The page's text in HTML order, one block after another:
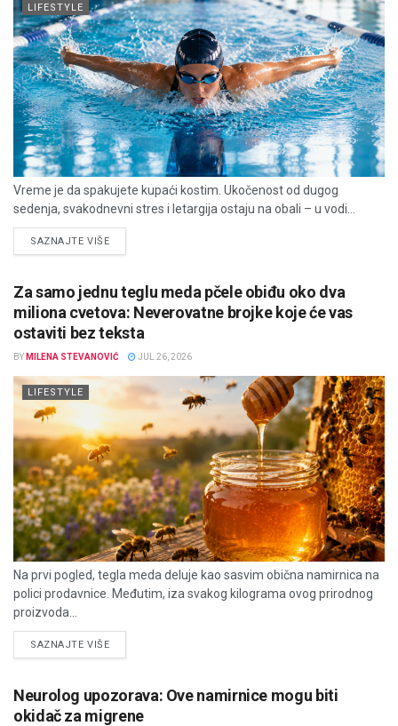
LIFESTYLE
Vreme je da spakujete kupaći kostim. Ukočenost od dugog
sedenja, svakodnevni stres i letargija ostaju na obali – u vodi...
SAZNAJTE VIŠEDETAILS
Za samo jednu teglu meda pčele obiđu oko dva
miliona cvetova: Neverovatne brojke koje će vas
ostaviti bez teksta
BY MILENA STEVANOVIĆ JUL 26, 2026
LIFESTYLE
Na prvi pogled, tegla meda deluje kao sasvim obična namirnica na
polici prodavnice. Međutim, iza svakog kilograma ovog prirodnog
proizvoda...
SAZNAJTE VIŠEDETAILS
Neurolog upozorava: Ove namirnice mogu biti
okidač za migrene